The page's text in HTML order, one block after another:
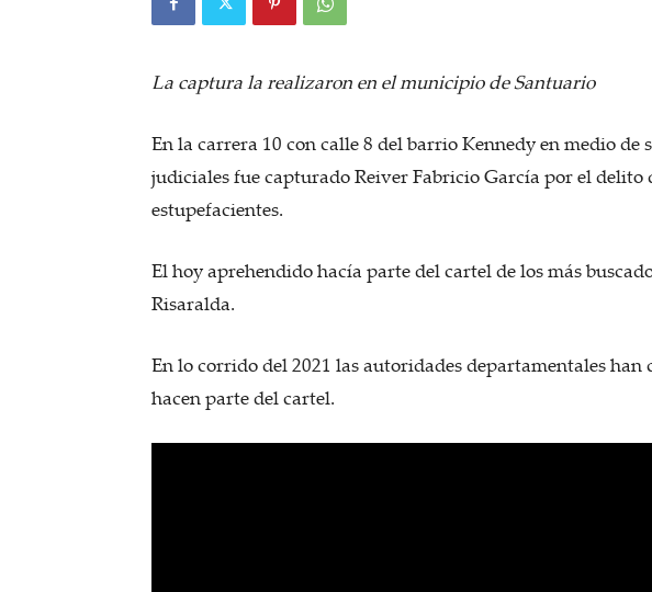
La captura la realizaron en el municipio de Santuario
En la carrera 10 con calle 8 del barrio Kennedy en medio de
judiciales fue capturado Reiver Fabricio García por el
estupefacientes.
El hoy aprehendido hacía parte del cartel de los más
Risaralda.
En lo corrido del 2021 las autoridades departamentales han
hacen parte del cartel.